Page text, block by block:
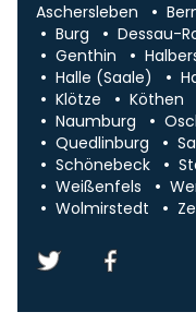
Aschersleben
Burg
Dessau-
Genthin
Halle (Saale)
Klötze
Köthen
Naumburg
Quedlinburg
Schönebeck
Weißenfels
Wolmirstedt